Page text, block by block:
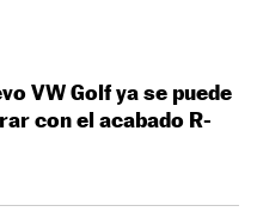
VW Golf ya se puede
con el acabado R-